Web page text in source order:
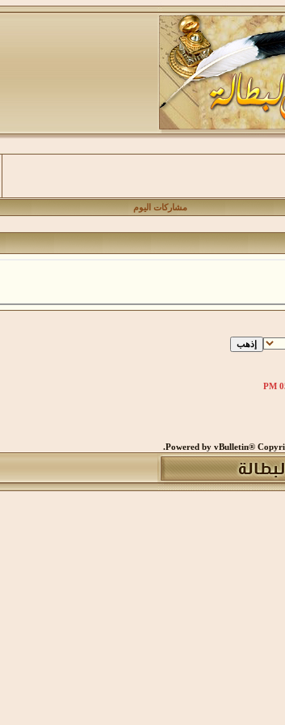
مشاركات اليوم
Powered by vBulletin®